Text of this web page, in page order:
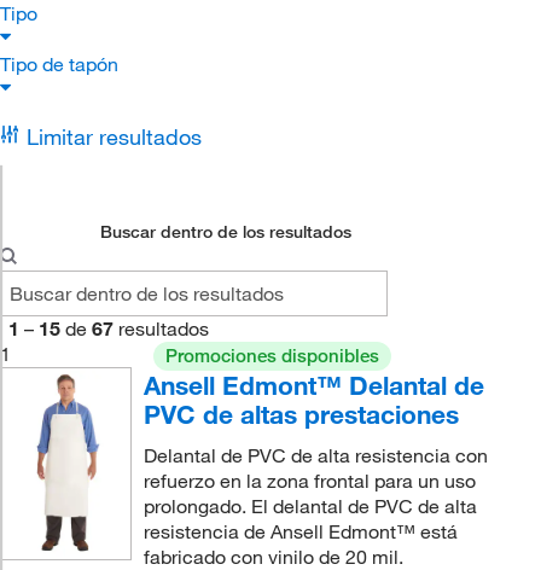
Tipo
Tipo de tapón
Limitar resultados
Buscar dentro de los resultados
1 – 15 de 67 resultados
1
Promociones disponibles
Ansell Edmont™ Delantal de
PVC de altas prestaciones
Delantal de PVC de alta resistencia con
refuerzo en la zona frontal para un uso
prolongado. El delantal de PVC de alta
resistencia de Ansell Edmont™ está
fabricado con vinilo de 20 mil.